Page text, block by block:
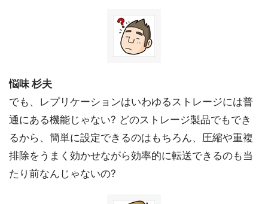
悩味 杉夫
でも、レプリケーションはいわゆるストレージには普
通にある機能じゃない? どのストレージ製品でもでき
るから、簡単に設定できるのはもちろん、圧縮や重複
排除をうまく効かせながら効率的に転送できるのも当
たり前なんじゃないの?